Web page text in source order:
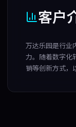
客户
万达乐园是行业
力。随着数字化
销等创新方式，